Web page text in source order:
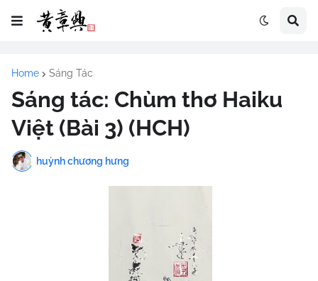
Home Sáng Tác
Sáng tác: Chùm thơ Haiku
Việt (Bài 3) (HCH)
huỳnh chương hưng